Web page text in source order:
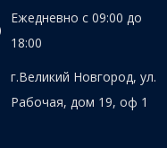
Ежедневно с 09:00 до
18:00
г.Великий Новгород, ул.
Рабочая, дом 19, оф 1